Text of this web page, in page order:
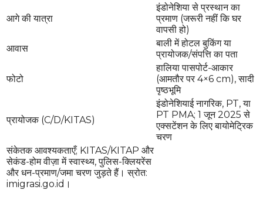
आगे की यात्रा
इंडोनेशिया से प्रस्थान का
प्रमाण (जरूरी नहीं कि घर
वापसी हो)
आवास
बाली में होटल बुकिंग या
प्रायोजक/संपत्ति का पता
फोटो
हालिया पासपोर्ट-आकार
(आमतौर पर 4×6 cm), सादी
पृष्ठभूमि
प्रायोजक (C/D/KITAS)
इंडोनेशियाई नागरिक, PT, या
PT PMA; 1 जून 2025 से
एक्सटेंशन के लिए बायोमेट्रिक
चरण
संकेतक आवश्यकताएँ; KITAS/KITAP और
सेकंड-होम वीज़ा में स्वास्थ्य, पुलिस-क्लियरेंस
और धन-प्रमाण/जमा चरण जुड़ते हैं। स्रोत:
imigrasi.go.id।